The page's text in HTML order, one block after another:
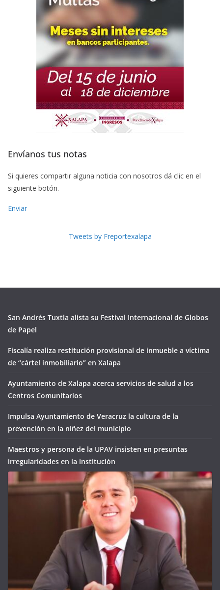
Envíanos tus notas
Si quieres compartir alguna noticia con nosotros dá clic en el
siguiente botón.
Enviar
Tweets by Freportexalapa
San Andrés Tuxtla alista su Festival Internacional de Globos
de Papel
Fiscalía realiza restitución provisional de inmueble a víctima
de “cártel inmobiliario” en Xalapa
Ayuntamiento de Xalapa acerca servicios de salud a los
Centros Comunitarios
Impulsa Ayuntamiento de Veracruz la cultura de la
prevención en la niñez del municipio
Maestros y persona de la UPAV insisten en presuntas
irregularidades en la institución